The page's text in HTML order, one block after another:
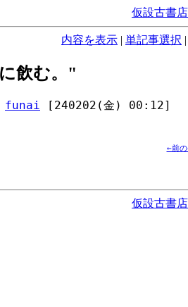
仮設古書店
内容を表示 | 単記事選択
飲む。"
funai [240202(金) 00:12]
←前
仮設古書店